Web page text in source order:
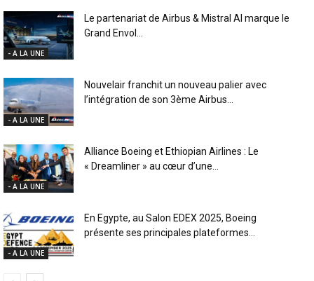
- A LA UNE
Le partenariat de Airbus & Mistral AI marque le
Grand Envol...
- A LA UNE
Nouvelair franchit un nouveau palier avec
l’intégration de son 3ème Airbus...
- A LA UNE
Alliance Boeing et Ethiopian Airlines : Le
« Dreamliner » au cœur d’une...
- A LA UNE
En Egypte, au Salon EDEX 2025, Boeing
présente ses principales plateformes...